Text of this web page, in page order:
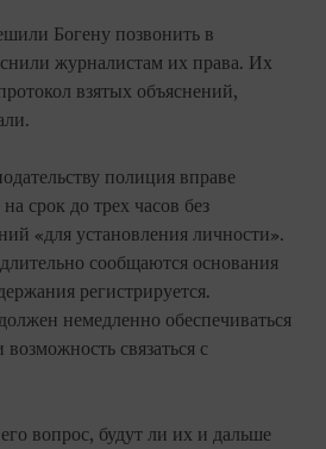
Богену позвонить в
журналистам их права. Их
взятых объяснений,
полиция вправе
срок до трех часов без
«для установления личности».
сообщаются основания
регистрируется.
немедленно обеспечиваться
связаться с
вопрос, будут ли их и дальше